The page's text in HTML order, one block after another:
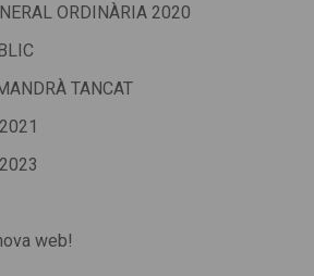
ORDINÀRIA 2020
TANCAT
web!